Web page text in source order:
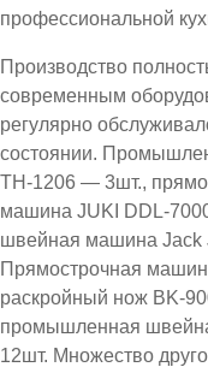
профессиональной
Производство
современным
регулярно
состоянии.
TH-1206 — 3шт.,
машина JUKI DDL-
швейная машина Jack
Прямострочная
раскройный нож BK-
промышленная
12шт. Множество